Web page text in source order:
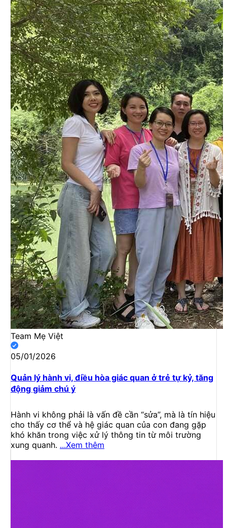
Team Mẹ Việt
05/01/2026
Quản lý hành vi, điều hòa giác quan ở trẻ tự kỷ, tăng
động giảm chú ý
Hành vi không phải là vấn đề cần “sửa”, mà là tín hiệu
cho thấy cơ thể và hệ giác quan của con đang gặp
khó khăn trong việc xử lý thông tin từ môi trường
xung quanh. ...Xem thêm